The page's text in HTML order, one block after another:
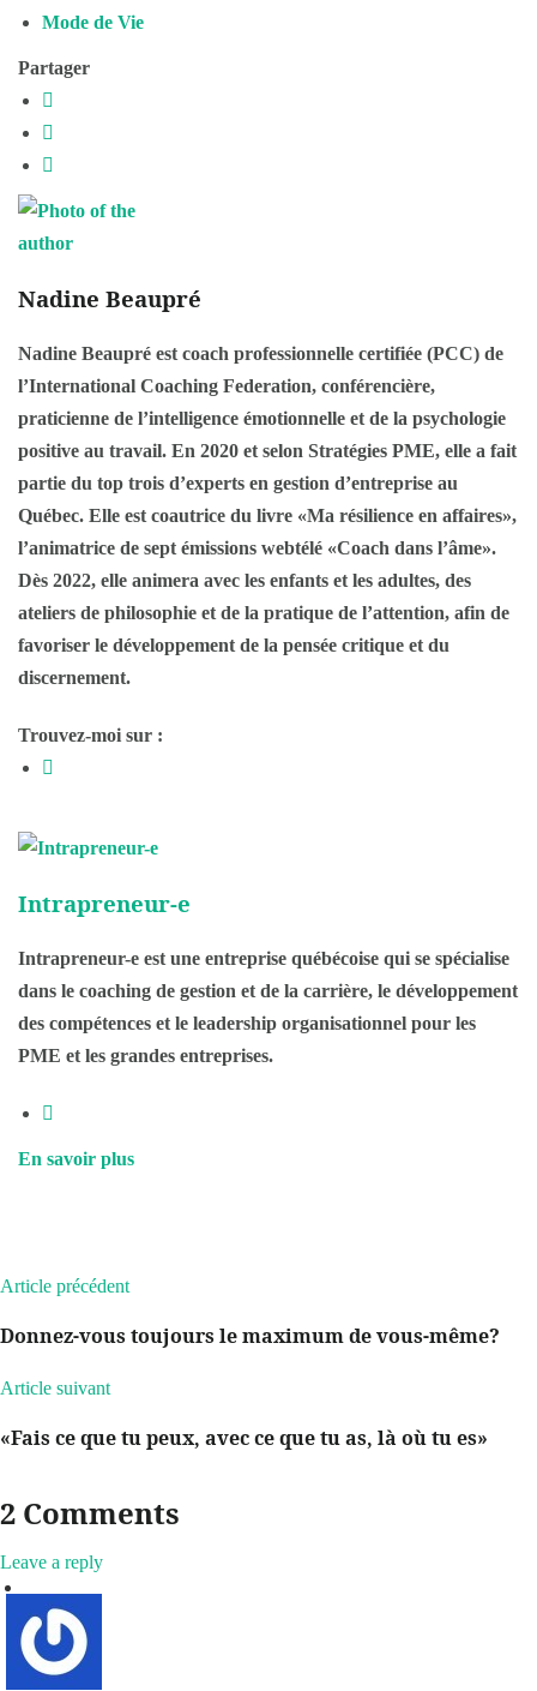
Mode de Vie
Partager
Nadine Beaupré
Nadine Beaupré est coach professionnelle certifiée (PCC) de
l’International Coaching Federation, conférencière,
praticienne de l’intelligence émotionnelle et de la psychologie
positive au travail. En 2020 et selon Stratégies PME, elle a fait
partie du top trois d’experts en gestion d’entreprise au
Québec. Elle est coautrice du livre «Ma résilience en affaires»,
l’animatrice de sept émissions webtélé «Coach dans l’âme».
Dès 2022, elle animera avec les enfants et les adultes, des
ateliers de philosophie et de la pratique de l’attention, afin de
favoriser le développement de la pensée critique et du
discernement.
Trouvez-moi sur :
Intrapreneur-e
Intrapreneur-e est une entreprise québécoise qui se spécialise
dans le coaching de gestion et de la carrière, le développement
des compétences et le leadership organisationnel pour les
PME et les grandes entreprises.
En savoir plus
Article précédent
Donnez-vous toujours le maximum de vous-même?
Article suivant
«Fais ce que tu peux, avec ce que tu as, là où tu es»
2 Comments
Leave a reply